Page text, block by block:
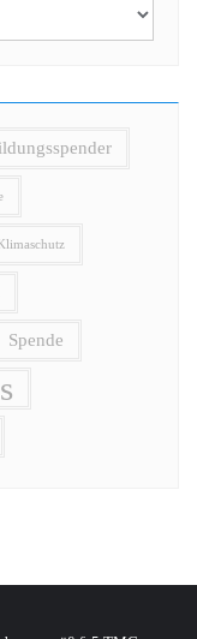
Klimaschutz
Spende